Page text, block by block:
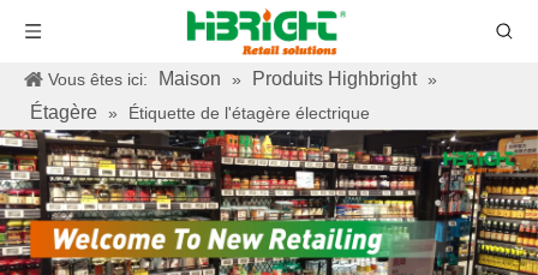
Vous êtes ici: Maison » Produits Highbright »
Étagère » Étiquette de l'étagère électrique